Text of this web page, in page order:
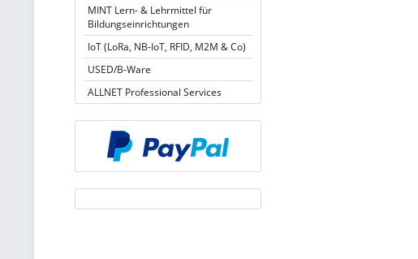
MINT Lern- & Lehrmittel für
Bildungseinrichtungen
IoT (LoRa, NB-IoT, RFID, M2M & Co)
USED/B-Ware
ALLNET Professional Services